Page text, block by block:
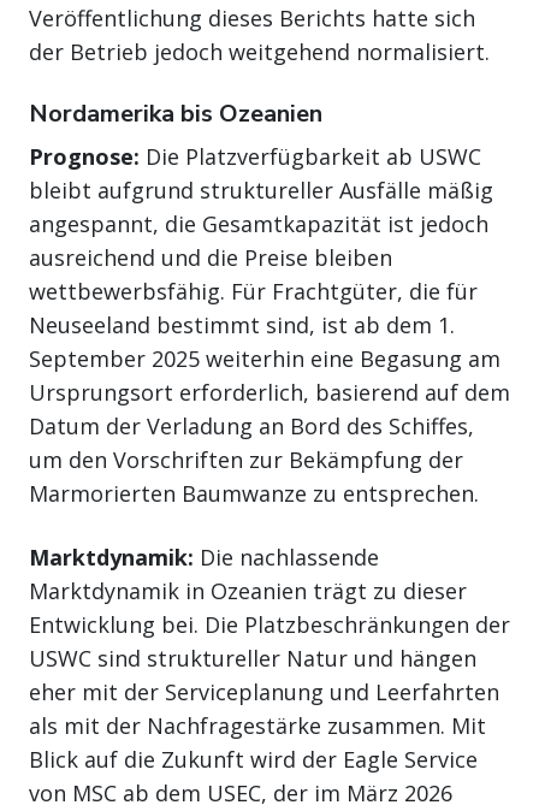
Veröffentlichung dieses Berichts hatte sich
der Betrieb jedoch weitgehend normalisiert.
Nordamerika bis Ozeanien
Prognose: Die Platzverfügbarkeit ab USWC
bleibt aufgrund struktureller Ausfälle mäßig
angespannt, die Gesamtkapazität ist jedoch
ausreichend und die Preise bleiben
wettbewerbsfähig. Für Frachtgüter, die für
Neuseeland bestimmt sind, ist ab dem 1.
September 2025 weiterhin eine Begasung am
Ursprungsort erforderlich, basierend auf dem
Datum der Verladung an Bord des Schiffes,
um den Vorschriften zur Bekämpfung der
Marmorierten Baumwanze zu entsprechen.
Marktdynamik: Die nachlassende
Marktdynamik in Ozeanien trägt zu dieser
Entwicklung bei. Die Platzbeschränkungen der
USWC sind struktureller Natur und hängen
eher mit der Serviceplanung und Leerfahrten
als mit der Nachfragestärke zusammen. Mit
Blick auf die Zukunft wird der Eagle Service
von MSC ab dem USEC, der im März 2026